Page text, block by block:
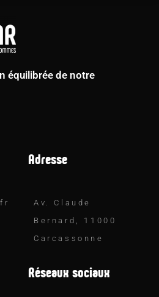
équilibrée de notre
Adresse
Av. Claude
Bernard, 11000
Carcassonne
Réseaux sociaux